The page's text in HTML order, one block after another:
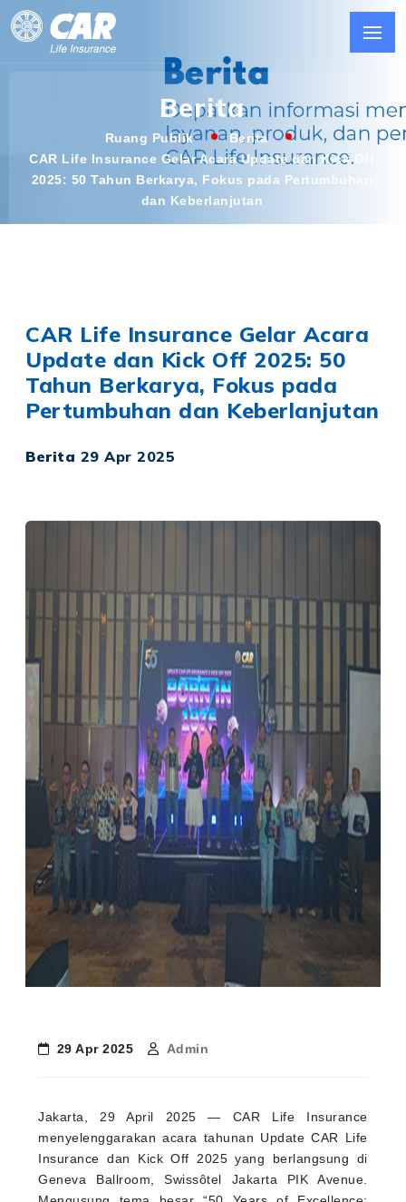
Berita
Ruang Publik
Berita
CAR Life Insurance Gelar Acara Update dan Kick Off
2025: 50 Tahun Berkarya, Fokus pada Pertumbuhan
dan Keberlanjutan
CAR Life Insurance Gelar Acara
Update dan Kick Off 2025: 50
Tahun Berkarya, Fokus pada
Pertumbuhan dan Keberlanjutan
Berita 29 Apr 2025
29 Apr 2025 Admin
Jakarta, 29 April 2025 — CAR Life Insurance
menyelenggarakan acara tahunan Update CAR Life
Insurance dan Kick Off 2025 yang berlangsung di
Geneva Ballroom, Swissôtel Jakarta PIK Avenue.
Mengusung tema besar “50 Years of Excellence: